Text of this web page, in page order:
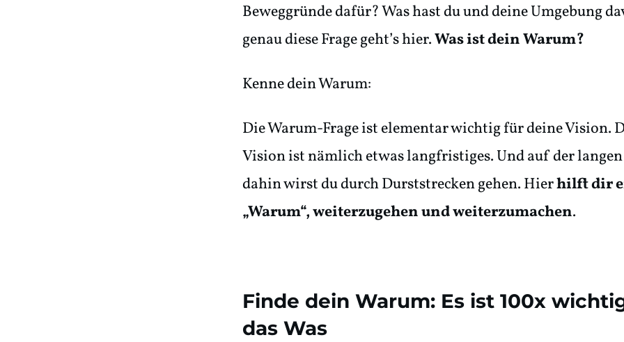
Beweggründe dafür? Was hast du und deine Umgebung
genau diese Frage geht’s hier.Was ist dein Warum?
Kenne dein Warum:
Die Warum-Frage ist elementar wichtig für deine Vision.
Vision ist nämlich etwas langfristiges. Und auf der langen
dahin wirst du durch Durststrecken gehen. Hierhilft dir
„Warum“, weiterzugehen und weiterzumachen.
Finde dein Warum: Es ist 100x
das Was